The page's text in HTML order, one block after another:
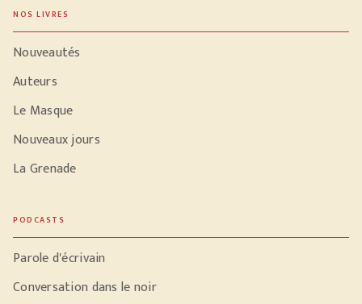
NOS LIVRES
Nouveautés
Auteurs
Le Masque
Nouveaux jours
La Grenade
PODCASTS
Parole d'écrivain
Conversation dans le noir